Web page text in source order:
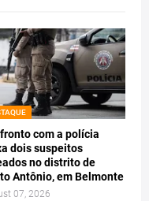
com a polícia
dois suspeitos
no distrito de
Antônio, em Belmonte
07, 2026